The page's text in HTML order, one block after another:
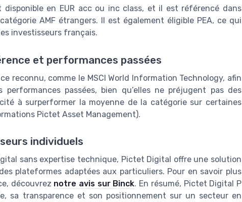
en EUR acc ou inc class, et il est référencé dans
AMF étrangers. Il est également éligible PEA, ce qui
investisseurs français.
et performances passées
reconnu, comme le MSCI World Information Technology, afin
passées, bien qu’elles ne préjugent pas des
à surperformer la moyenne de la catégorie sur certaines
Pictet Asset Management).
individuels
sans expertise technique, Pictet Digital offre une solution
plateformes adaptées aux particuliers. Pour en savoir plus
découvrez notre avis sur Binck. En résumé, Pictet Digital P
sa transparence et son positionnement sur un secteur en